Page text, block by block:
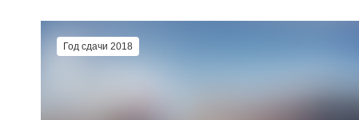
Год сдачи 2018